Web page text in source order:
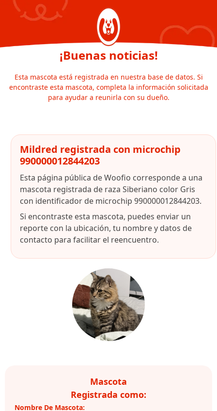
¡Buenas noticias!
Esta mascota está registrada en nuestra base de datos. Si
encontraste esta mascota, completa la información solicitada
para ayudar a reunirla con su dueño.
Mildred registrada con microchip
990000012844203
Esta página pública de Woofio corresponde a una
mascota registrada de raza Siberiano color Gris
con identificador de microchip 990000012844203.
Si encontraste esta mascota, puedes enviar un
reporte con la ubicación, tu nombre y datos de
contacto para facilitar el reencuentro.
Mascota
Registrada como:
Nombre De Mascota: